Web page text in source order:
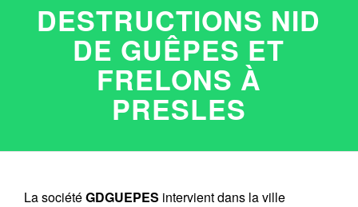
DESTRUCTIONS NID
DE GUÊPES ET
FRELONS À
PRESLES
La sociétéGDGUEPES intervient dans la ville